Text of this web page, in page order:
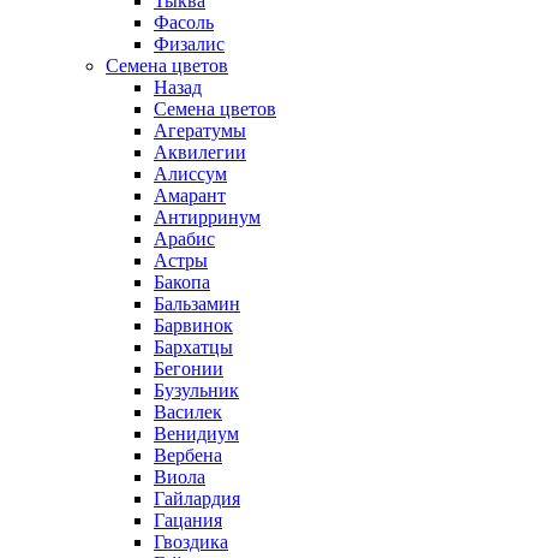
Фасоль
Физалис
Семена цветов
Назад
Семена цветов
Агератумы
Аквилегии
Алиссум
Амарант
Антирринум
Арабис
Астры
Бакопа
Бальзамин
Барвинок
Бархатцы
Бегонии
Бузульник
Василек
Венидиум
Вербена
Виола
Гайлардия
Гацания
Гвоздика